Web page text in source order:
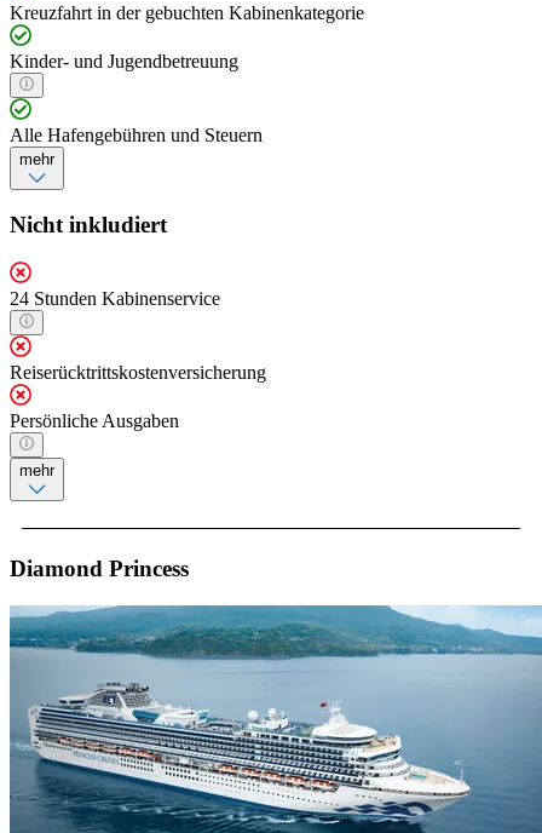
Kreuzfahrt in der gebuchten Kabinenkategorie
Kinder- und Jugendbetreuung
Alle Hafengebühren und Steuern
mehr
Nicht inkludiert
24 Stunden Kabinenservice
Reiserücktrittskostenversicherung
Persönliche Ausgaben
mehr
Diamond Princess